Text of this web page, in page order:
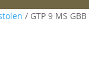
/ GTP 9 MS GBB